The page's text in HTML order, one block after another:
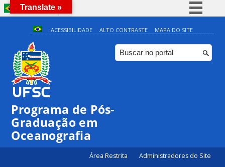
BRASIL
Simplifique!
Comunica BR
Participe
ACESSIBILIDADE ALTO CONTRASTE MAPA DO SITE
Programa de Pós-
Graduação em
Oceanografia
Área Restrita Administradores do Site
Translate »